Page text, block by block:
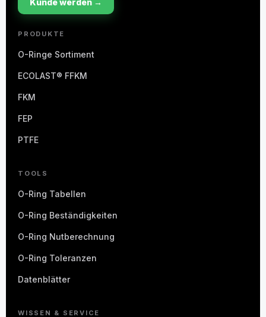
PRODUKTE
O-Ringe Sortiment
ECOLAST® FFKM
FKM
FEP
PTFE
TOOLS
O-Ring Tabellen
O-Ring Beständigkeiten
O-Ring Nutberechnung
O-Ring Toleranzen
Datenblätter
WISSEN & SERVICE